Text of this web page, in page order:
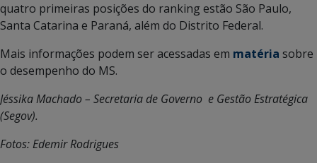
quatro primeiras posições do ranking estão São Paulo,
Santa Catarina e Paraná, além do Distrito Federal.
Mais informações podem ser acessadas em matéria sobre
o desempenho do MS.
Jéssika Machado – Secretaria de Governo e Gestão Estratégica
(Segov).
Fotos: Edemir Rodrigues